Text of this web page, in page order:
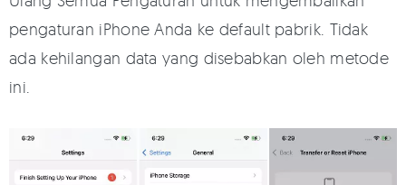
pengaturan iPhone Anda ke default pabrik. Tidak
ada kehilangan data yang disebabkan oleh metode
ini.